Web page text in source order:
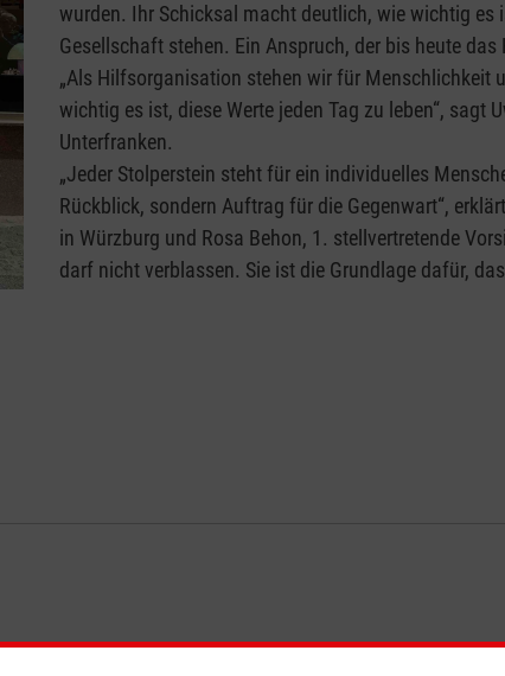
wurden. Ihr Schicksal macht deutlich, wie wichtig es
Gesellschaft stehen. Ein Anspruch, der bis heute
„Als Hilfsorganisation stehen wir für Menschlichkeit
wichtig es ist, diese Werte jeden Tag zu leben“,
Unterfranken.
„Jeder Stolperstein steht für ein individuelles
Rückblick, sondern Auftrag für die Gegenwart“,
in Würzburg und Rosa Behon, 1. stellvertretende
darf nicht verblassen. Sie ist die Grundlage dafür,